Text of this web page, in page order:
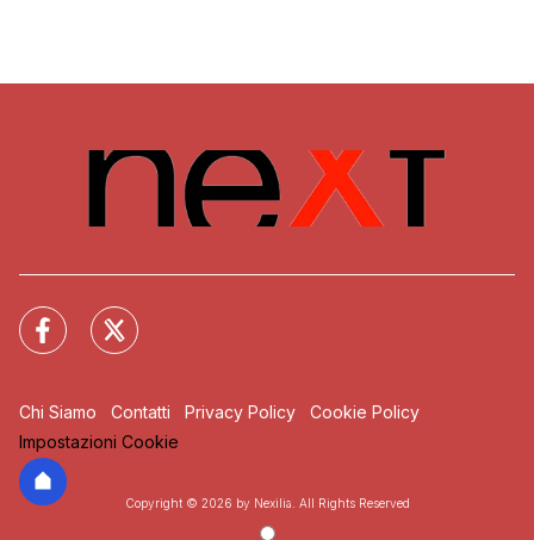
Chi Siamo Contatti Privacy Policy
Cookie Policy
Impostazioni Cookie
Copyright © 2026 by Nexilia. All Rights Reserved